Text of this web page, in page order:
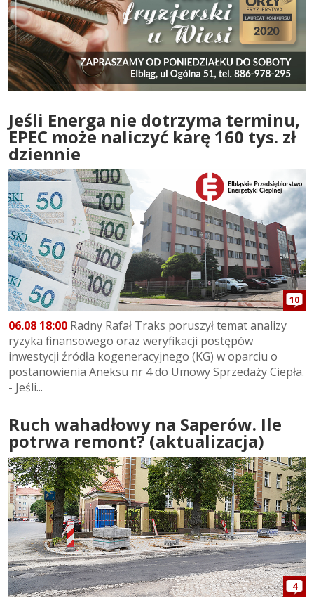
Jeśli Energa nie dotrzyma terminu,
EPEC może naliczyć karę 160 tys. zł
dziennie
10
06.08 18:00 Radny Rafał Traks poruszył temat analizy
ryzyka finansowego oraz weryfikacji postępów
inwestycji źródła kogeneracyjnego (KG) w oparciu o
postanowienia Aneksu nr 4 do Umowy Sprzedaży Ciepła.
- Jeśli...
Ruch wahadłowy na Saperów. Ile
potrwa remont? (aktualizacja)
4